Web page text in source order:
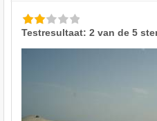
Testresultaat: 2 van de 5